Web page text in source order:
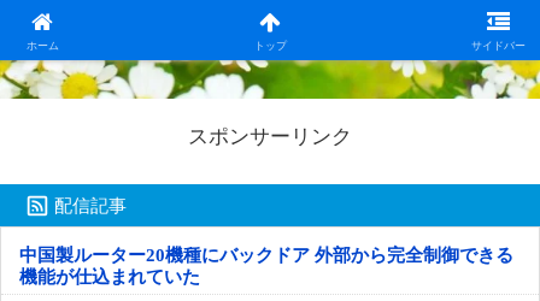
ホーム トップ サイドバー
日本第一！ニュース録
スポンサーリンク
配信記事
中国製ルーター20機種にバックドア 外部から完全制御できる
機能が仕込まれていた